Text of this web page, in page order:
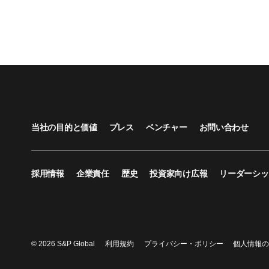
当社の目的と価値 プレス ベンチャー お問い合わせ
採用情報 企業責任 歴史 投資家向け広報 リーダーシ
© 2026 S&P Global 利用規約 プライバシー・ポリシー 個人情報